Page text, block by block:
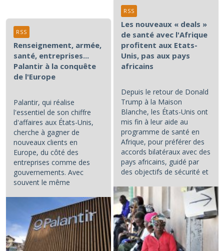
Les nouveaux « deals »
de santé avec l'Afrique
profitent aux Etats-
Unis, pas aux pays
africains
Depuis le retour de Donald
Trump à la Maison
Blanche, les États-Unis ont
mis fin à leur aide au
programme de santé en
Afrique, pour préférer des
accords bilatéraux avec des
pays africains, guidé par
des objectifs de sécurité et
...
RSS
Renseignement, armée,
santé, entreprises...
Palantir à la conquête
de l'Europe
Palantir, qui réalise
l'essentiel de son chiffre
d'affaires aux États-Unis,
cherche à gagner de
nouveaux clients en
Europe, du côté des
entreprises comme des
gouvernements. Avec
souvent le même
RSS